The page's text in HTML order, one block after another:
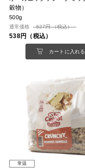
穀物）
500g
通常価格 627円 （税込）
538円（税込）
カートに入れる
常温